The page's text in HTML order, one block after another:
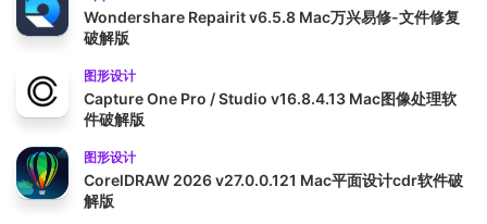
Wondershare Repairit v6.5.8 Mac万兴易修-文件修复
破解版
图形设计
Capture One Pro / Studio v16.8.4.13 Mac图像处理软
件破解版
图形设计
CorelDRAW 2026 v27.0.0.121 Mac平面设计cdr软件破
解版